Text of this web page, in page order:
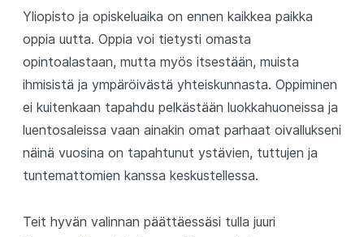
Yliopisto ja opiskeluaika on ennen kaikkea paikka
oppia uutta. Oppia voi tietysti omasta
opintoalastaan, mutta myös itsestään, muista
ihmisistä ja ympäröivästä yhteiskunnasta. Oppiminen
ei kuitenkaan tapahdu pelkästään luokkahuoneissa ja
luentosaleissa vaan ainakin omat parhaat oivallukseni
näinä vuosina on tapahtunut ystävien, tuttujen ja
tuntemattomien kanssa keskustellessa.
Teit hyvän valinnan päättäessäsi tulla juuri